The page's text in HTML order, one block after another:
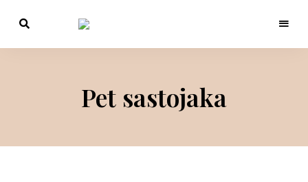
Markiza
Filozofija
vina
li
mudrost?
Pet sastojaka